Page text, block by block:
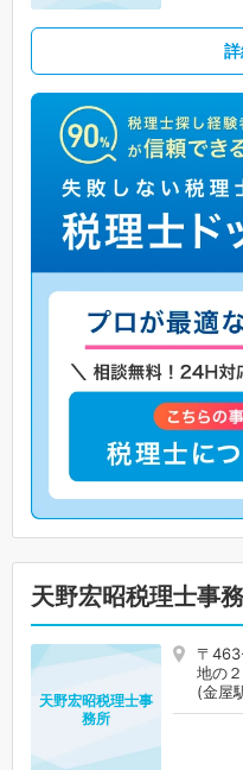
天野宏昭税理士事
〒
地の２
(金屋
天野宏昭税理士事
務所